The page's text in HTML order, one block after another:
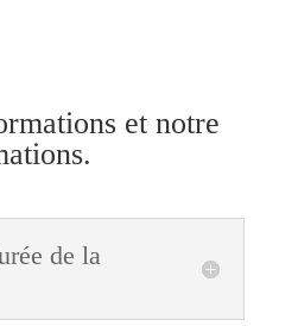
et notre
de la